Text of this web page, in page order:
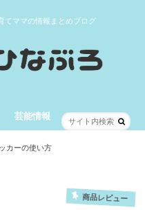
てママの情報まとめブログ
芸能情報
カーの使い方
商品レビュー